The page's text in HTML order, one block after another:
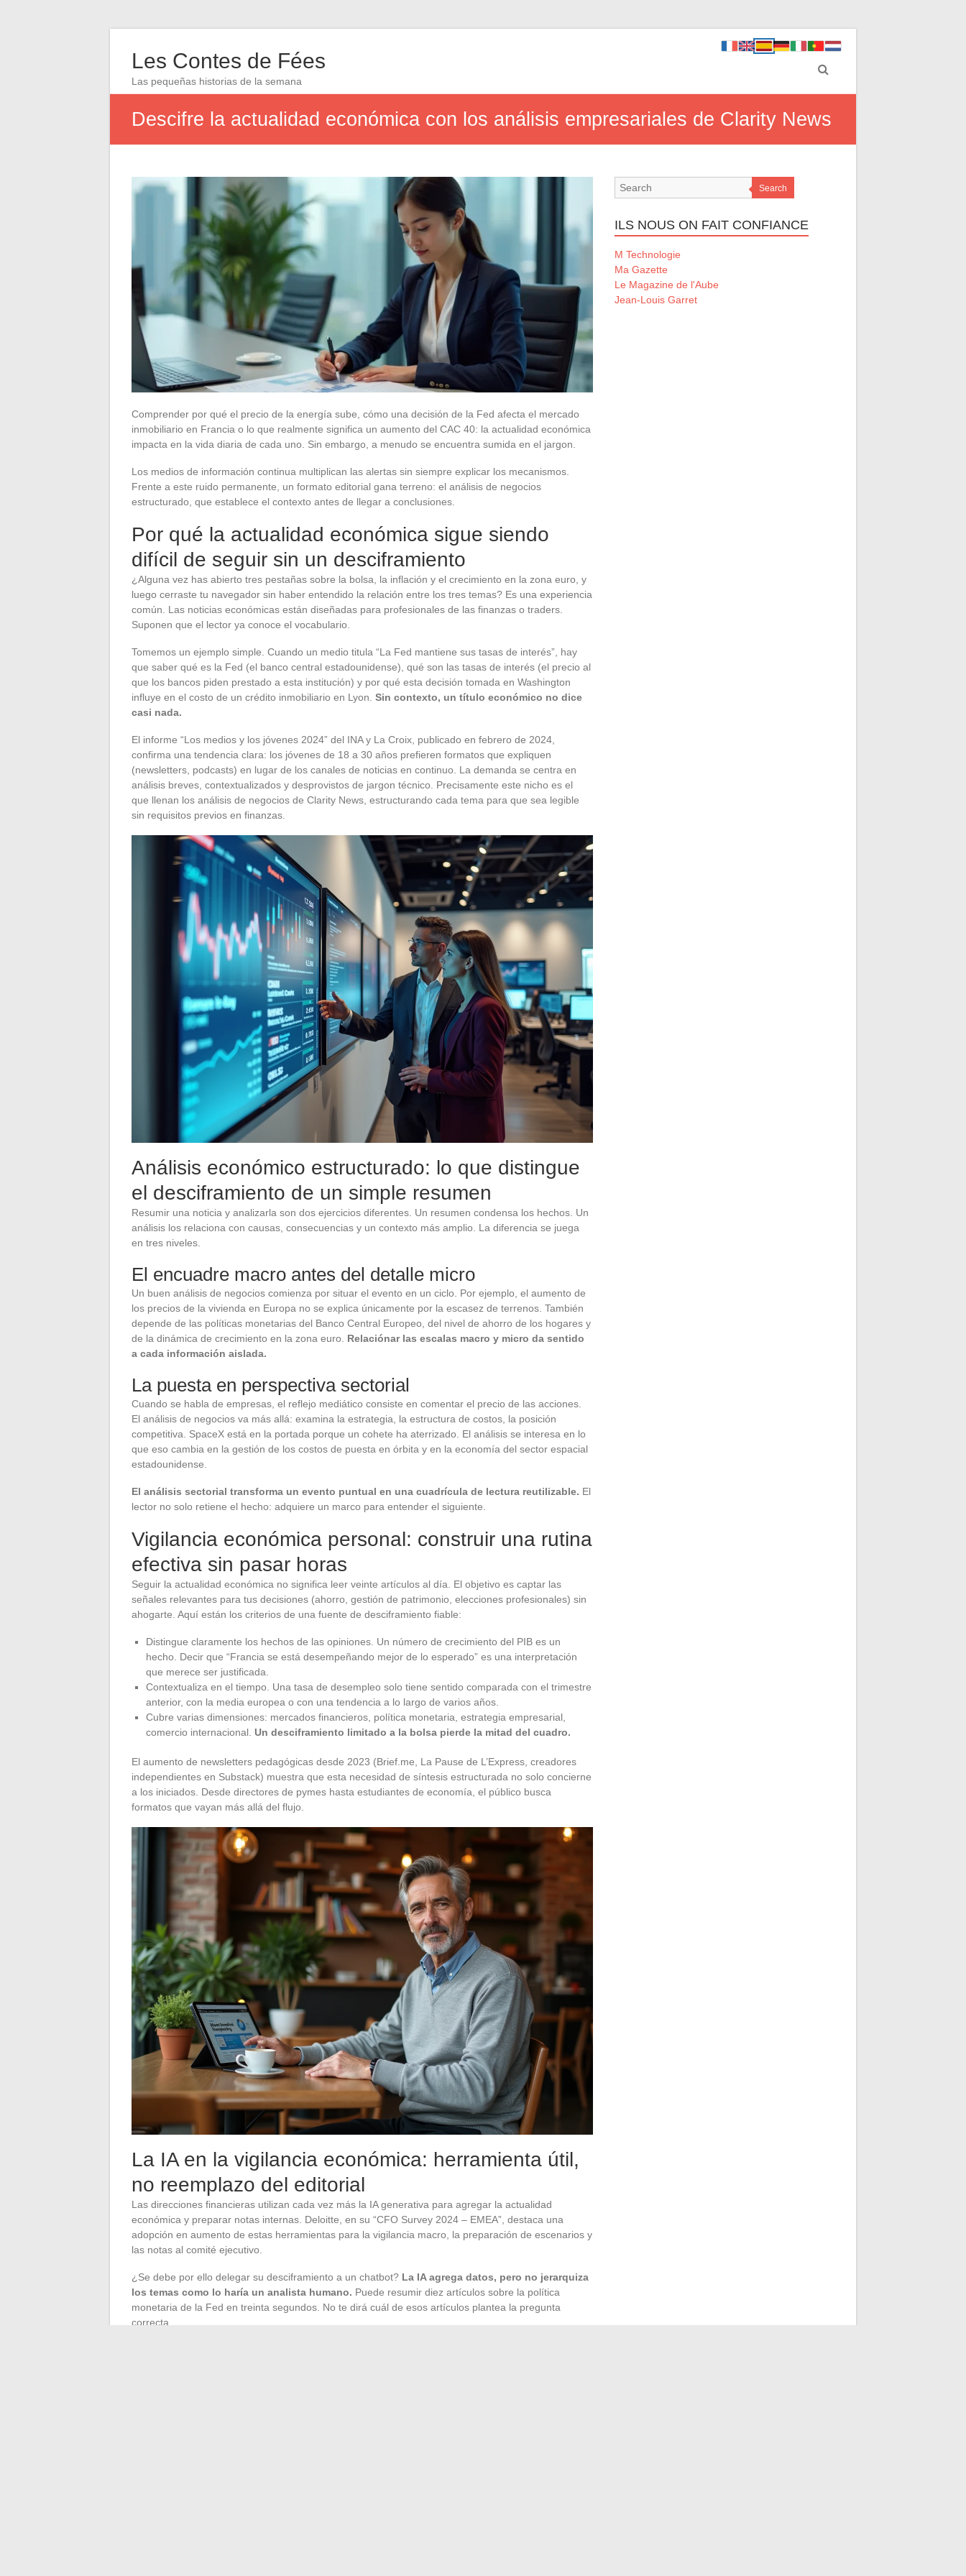
Les Contes de Fées
Las pequeñas historias de la semana
Descifre la actualidad económica con los análisis empresariales de Clarity News
Comprender por qué el precio de la energía sube, cómo una decisión de la Fed afecta el mercado
inmobiliario en Francia o lo que realmente significa un aumento del CAC 40: la actualidad económica
impacta en la vida diaria de cada uno. Sin embargo, a menudo se encuentra sumida en el jargon.
Los medios de información continua multiplican las alertas sin siempre explicar los mecanismos.
Frente a este ruido permanente, un formato editorial gana terreno: el análisis de negocios
estructurado, que establece el contexto antes de llegar a conclusiones.
Por qué la actualidad económica sigue siendo
difícil de seguir sin un desciframiento
¿Alguna vez has abierto tres pestañas sobre la bolsa, la inflación y el crecimiento en la zona euro, y
luego cerraste tu navegador sin haber entendido la relación entre los tres temas? Es una experiencia
común. Las noticias económicas están diseñadas para profesionales de las finanzas o traders.
Suponen que el lector ya conoce el vocabulario.
Tomemos un ejemplo simple. Cuando un medio titula “La Fed mantiene sus tasas de interés”, hay
que saber qué es la Fed (el banco central estadounidense), qué son las tasas de interés (el precio al
que los bancos piden prestado a esta institución) y por qué esta decisión tomada en Washington
influye en el costo de un crédito inmobiliario en Lyon. Sin contexto, un título económico no dice
casi nada.
El informe “Los medios y los jóvenes 2024” del INA y La Croix, publicado en febrero de 2024,
confirma una tendencia clara: los jóvenes de 18 a 30 años prefieren formatos que expliquen
(newsletters, podcasts) en lugar de los canales de noticias en continuo. La demanda se centra en
análisis breves, contextualizados y desprovistos de jargon técnico. Precisamente este nicho es el
que llenan los análisis de negocios de Clarity News, estructurando cada tema para que sea legible
sin requisitos previos en finanzas.
Análisis económico estructurado: lo que distingue
el desciframiento de un simple resumen
Resumir una noticia y analizarla son dos ejercicios diferentes. Un resumen condensa los hechos. Un
análisis los relaciona con causas, consecuencias y un contexto más amplio. La diferencia se juega
en tres niveles.
El encuadre macro antes del detalle micro
Un buen análisis de negocios comienza por situar el evento en un ciclo. Por ejemplo, el aumento de
los precios de la vivienda en Europa no se explica únicamente por la escasez de terrenos. También
depende de las políticas monetarias del Banco Central Europeo, del nivel de ahorro de los hogares y
de la dinámica de crecimiento en la zona euro. Relaciónar las escalas macro y micro da sentido
a cada información aislada.
La puesta en perspectiva sectorial
Cuando se habla de empresas, el reflejo mediático consiste en comentar el precio de las acciones.
El análisis de negocios va más allá: examina la estrategia, la estructura de costos, la posición
competitiva. SpaceX está en la portada porque un cohete ha aterrizado. El análisis se interesa en lo
que eso cambia en la gestión de los costos de puesta en órbita y en la economía del sector espacial
estadounidense.
El análisis sectorial transforma un evento puntual en una cuadrícula de lectura reutilizable. El
lector no solo retiene el hecho: adquiere un marco para entender el siguiente.
Vigilancia económica personal: construir una rutina
efectiva sin pasar horas
Seguir la actualidad económica no significa leer veinte artículos al día. El objetivo es captar las
señales relevantes para tus decisiones (ahorro, gestión de patrimonio, elecciones profesionales) sin
ahogarte. Aquí están los criterios de una fuente de desciframiento fiable:
Distingue claramente los hechos de las opiniones. Un número de crecimiento del PIB es un
hecho. Decir que “Francia se está desempeñando mejor de lo esperado” es una interpretación
que merece ser justificada.
Contextualiza en el tiempo. Una tasa de desempleo solo tiene sentido comparada con el trimestre
anterior, con la media europea o con una tendencia a lo largo de varios años.
Cubre varias dimensiones: mercados financieros, política monetaria, estrategia empresarial,
comercio internacional. Un desciframiento limitado a la bolsa pierde la mitad del cuadro.
El aumento de newsletters pedagógicas desde 2023 (Brief.me, La Pause de L’Express, creadores
independientes en Substack) muestra que esta necesidad de síntesis estructurada no solo concierne
a los iniciados. Desde directores de pymes hasta estudiantes de economía, el público busca
formatos que vayan más allá del flujo.
La IA en la vigilancia económica: herramienta útil,
no reemplazo del editorial
Las direcciones financieras utilizan cada vez más la IA generativa para agregar la actualidad
económica y preparar notas internas. Deloitte, en su “CFO Survey 2024 – EMEA”, destaca una
adopción en aumento de estas herramientas para la vigilancia macro, la preparación de escenarios y
las notas al comité ejecutivo.
¿Se debe por ello delegar su desciframiento a un chatbot? La IA agrega datos, pero no jerarquiza
los temas como lo haría un analista humano. Puede resumir diez artículos sobre la política
monetaria de la Fed en treinta segundos. No te dirá cuál de esos artículos plantea la pregunta
correcta.
Search
ILS NOUS ON FAIT CONFIANCE
M Technologie
Ma Gazette
Le Magazine de l'Aube
Jean-Louis Garret